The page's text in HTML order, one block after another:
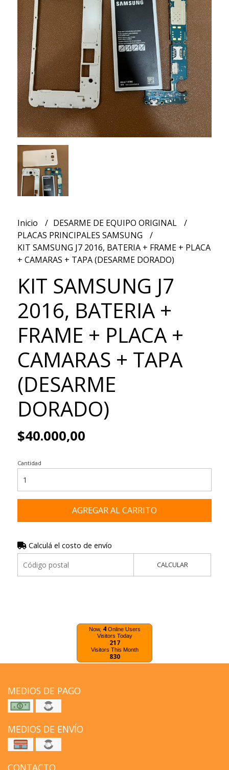
Inicio
DESARME DE EQUIPO ORIGINAL
PLACAS PRINCIPALES SAMSUNG
KIT SAMSUNG J7 2016, BATERIA + FRAME + PLACA
+ CAMARAS + TAPA (DESARME DORADO)
KIT SAMSUNG J7
2016, BATERIA +
FRAME + PLACA +
CAMARAS + TAPA
(DESARME
DORADO)
$40.000,00
Cantidad
AGREGAR AL CARRITO
Calculá el costo de envío
CALCULAR
Now, 4Online Users
Visitors Today
217
Visitors This Month
830
MEDIOS DE PAGO
MEDIOS DE ENVÍO
CONTACTO